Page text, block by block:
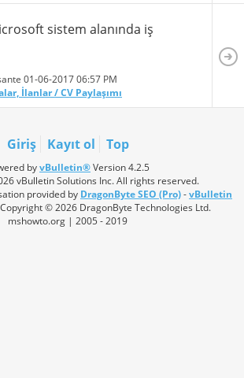
sistem alanında iş
01-06-201706:57 PM
İlanlar / CV Paylaşımı
Giriş Kayıt ol Top
byvBulletin®Version 4.2.5
vBulletin Solutions Inc. All rights reserved.
provided by DragonByte SEO (Pro)-vBulletin
© 2026 DragonByte Technologies Ltd.
mshowto.org | 2005 - 2019